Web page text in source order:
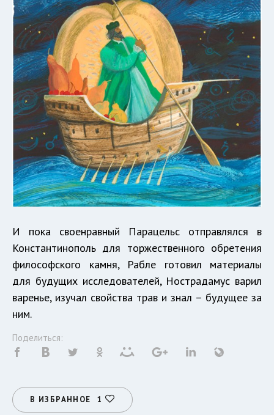
И пока своенравный Парацельс отправлялся в
Константинополь для торжественного обретения
философского камня, Рабле готовил материалы
для будущих исследователей, Нострадамус варил
варенье, изучал свойства трав и знал – будущее за
ним.
Поделиться:
В ИЗБРАННОЕ 1